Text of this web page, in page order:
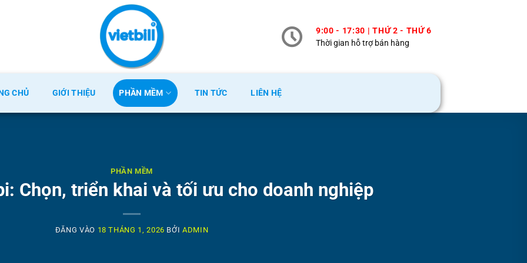
9:00 - 17:30 | THỨ 2 - THỨ 6
Thời gian hỗ trợ bán hàng
CHỦ GIỚI THIỆU PHẦN MỀM TIN TỨC LIÊN HỆ
PHẦN MỀM
Chọn, triển khai và tối ưu cho doanh nghiệp
ĐĂNG VÀO 18 THÁNG 1, 2026 BỞIADMIN